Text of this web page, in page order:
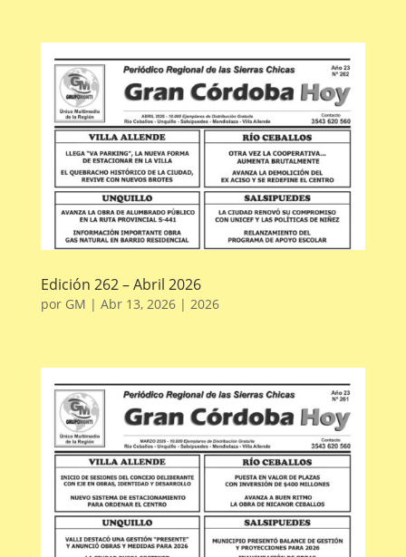
Edición 262 – Abril 2026
por GM | Abr 13, 2026| 2026